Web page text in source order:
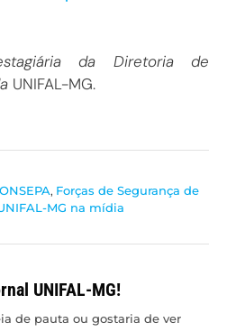
da Diretoria de
UNIFAL-MG.
, Forças de Segurança de
MG na mídia
UNIFAL-MG!
de pauta ou gostaria de ver